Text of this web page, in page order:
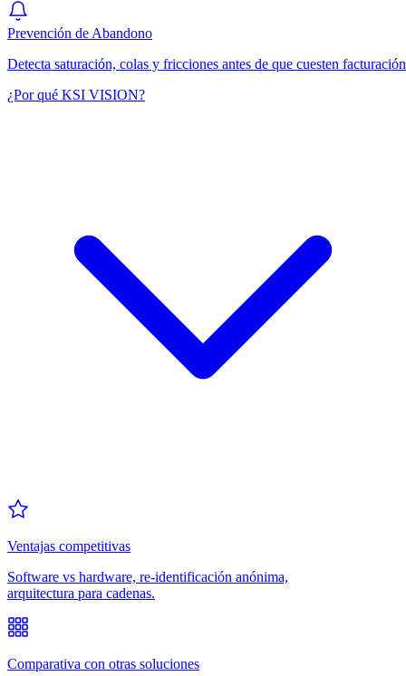
Prevención de Abandono
Detecta saturación, colas y fricciones antes de que cuesten
¿Por qué KSI VISION?
Ventajas competitivas
Software vs hardware, re-identificación anónima,
arquitectura para cadenas.
Comparativa con otras soluciones